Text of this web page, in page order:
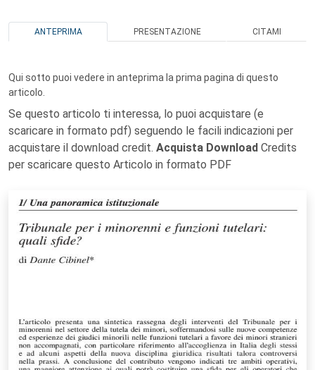
ANTEPRIMA PRESENTAZIONE CITAMI
Qui sotto puoi vedere in anteprima la prima pagina di questo
articolo.
Se questo articolo ti interessa, lo puoi acquistare (e
scaricare in formato pdf) seguendo le facili indicazioni per
acquistare il download credit. Acquista Download Credits
per scaricare questo Articolo in formato PDF